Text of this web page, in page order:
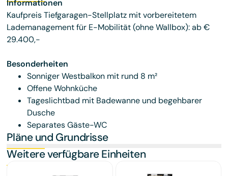
Informationen
Kaufpreis Tiefgaragen-Stellplatz mit vorbereitetem
Lademanagement für E-Mobilität (ohne Wallbox): ab €
29.400,-
Besonderheiten
Sonniger Westbalkon mit rund 8 m²
Offene Wohnküche
Tageslichtbad mit Badewanne und begehbarer
Dusche
Separates Gäste-WC
Pläne und Grundrisse
Weitere verfügbare Einheiten